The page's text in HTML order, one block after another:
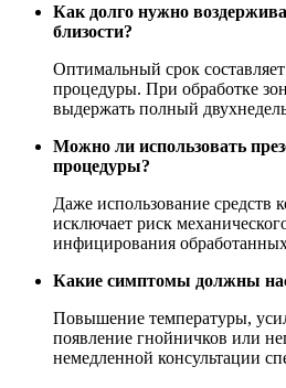
Как долго нужно
близости?
Оптимальный срок
процедуры. При обработке
выдержать полный
Можно ли использовать
процедуры?
Даже использование средств
исключает риск
инфицирования
Какие симптомы должны
Повышение температуры,
появление гнойничков или
немедленной консультации